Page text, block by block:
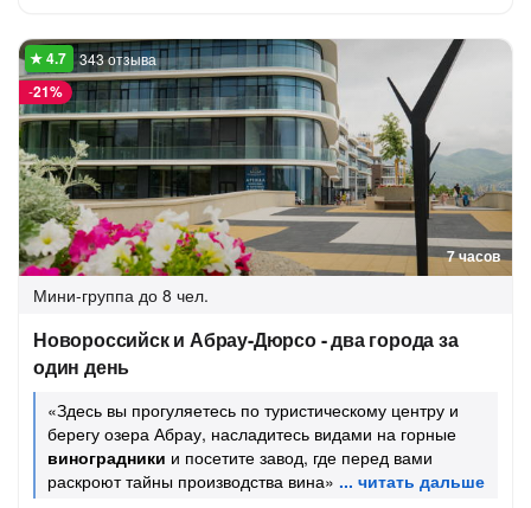
7 часов
-21%
343 отзыва
Мини-группа до 8 чел.
Новороссийск и Абрау-Дюрсо - два города за
один день
«Здесь вы прогуляетесь по туристическому центру и
берегу озера Абрау, насладитесь видами на горные
виноградники и посетите завод, где перед вами
раскроют тайны производства вина»